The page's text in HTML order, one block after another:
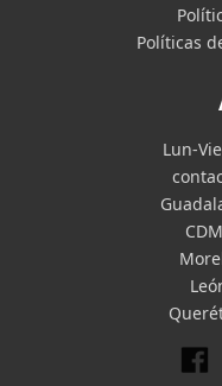
Políticas
Lun-